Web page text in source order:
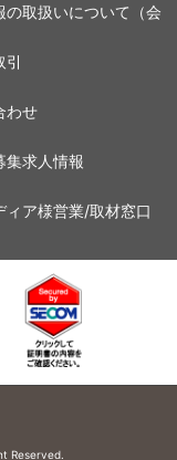
の取扱いについて（会
引
わせ
集求人情報
ィア様営業/取材窓口
Reserved.